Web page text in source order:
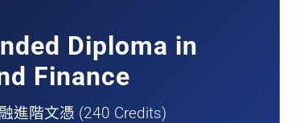
Diploma in
Finance
進階文憑 (240 Credits)